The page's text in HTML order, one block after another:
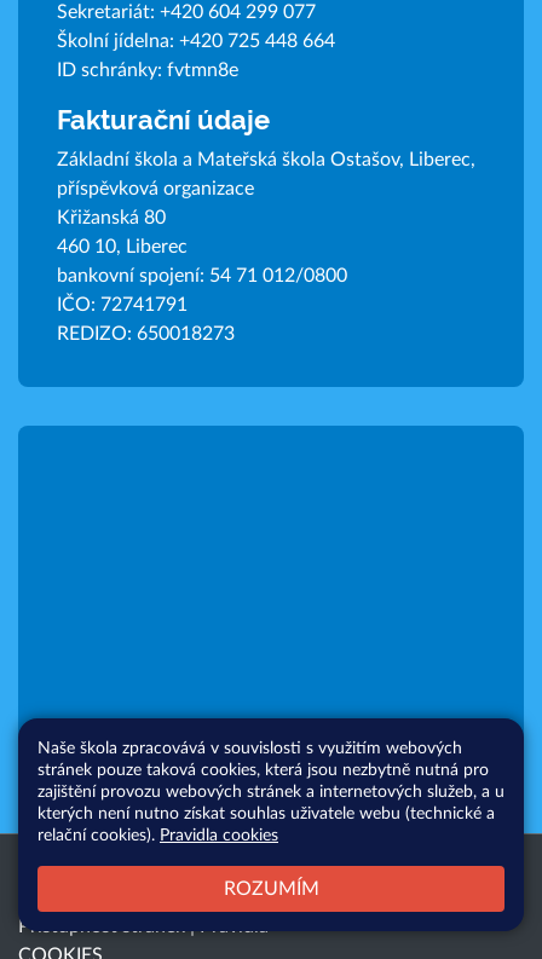
Sekretariát: +420 604 299 077
Školní jídelna: +420 725 448 664
ID schránky: fvtmn8e
Fakturační údaje
Základní škola a Mateřská škola Ostašov, Liberec,
příspěvková organizace
Křižanská 80
460 10, Liberec
bankovní spojení: 54 71 012/0800
IČO: 72741791
REDIZO: 650018273
Všechna práva vyhrazena. Copyright
|Přihlásit|
Přístupnost stránek
COOKIES
Web školy
Naše škola zpracovává v souvislosti s využitím webových
stránek pouze taková cookies, která jsou nezbytně nutná pro
zajištění provozu webových stránek a internetových služeb, a u
kterých není nutno získat souhlas uživatele webu (technické a
relační cookies). Pravidla cookies
ROZUMÍM